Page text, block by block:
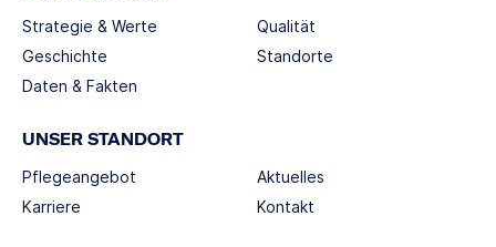
Strategie & Werte
Geschichte
Daten & Fakten
Qualität
Standorte
UNSER STANDORT
Pflegeangebot
Karriere
Aktuelles
Kontakt